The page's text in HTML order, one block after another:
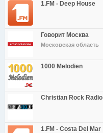
1.FM - Deep House
Говорит Москва
Московская область
1000 Melodien
Christian Rock Radio
1.FM - Costa Del Mar